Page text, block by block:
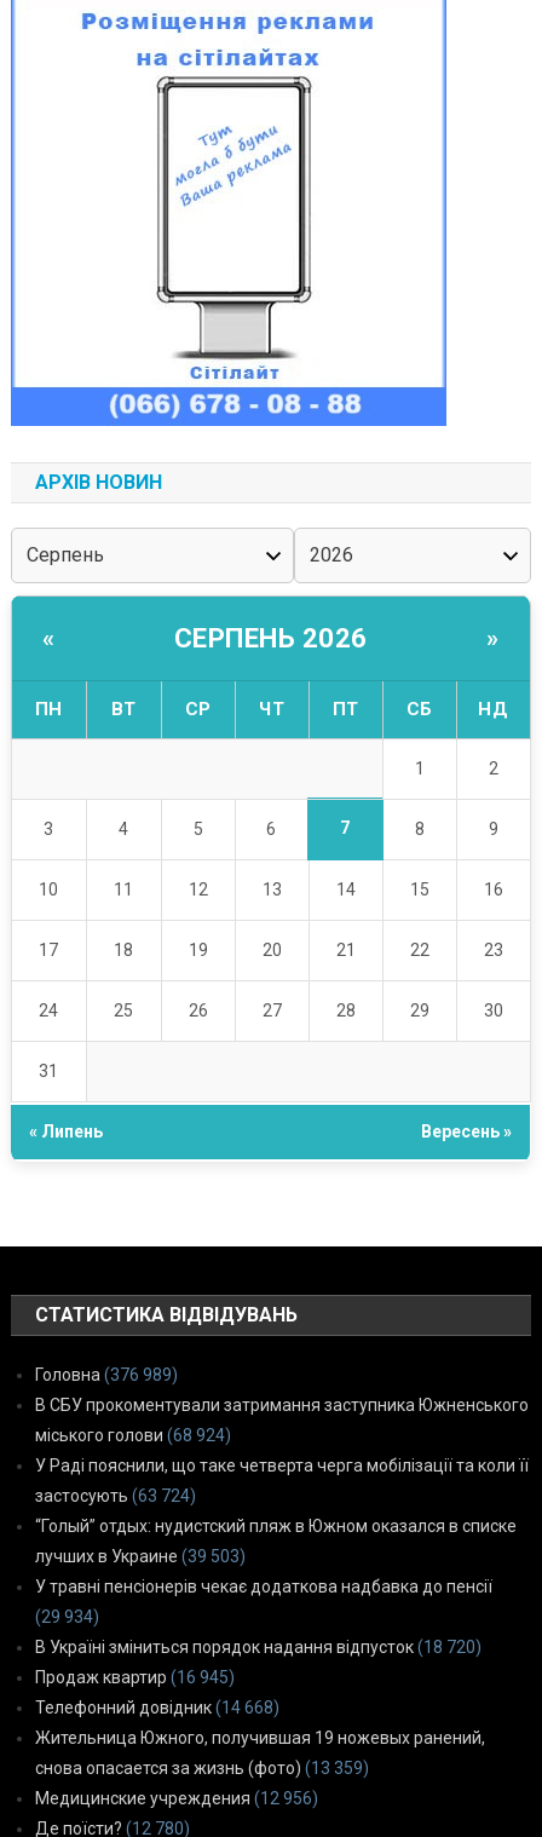
АРХІВ НОВИН
« СЕРПЕНЬ 2026 »
ПН ВТ СР ЧТ ПТ СБ НД
1 2
3 4 5 6 7 8 9
10 11 12 13 14 15 16
17 18 19 20 21 22 23
24 25 26 27 28 29 30
31
« Липень Вересень »
СТАТИСТИКА ВІДВІДУВАНЬ
Головна (376 989)
В СБУ прокоментували затримання заступника Южненського
міського голови (68 924)
У Раді пояснили, що таке четверта черга мобілізації та коли її
застосують (63 724)
“Голый” отдых: нудистский пляж в Южном оказался в списке
лучших в Украине (39 503)
У травні пенсіонерів чекає додаткова надбавка до пенсії
(29 934)
В Україні зміниться порядок надання відпусток(18 720)
Продаж квартир (16 945)
Телефонний довідник(14 668)
Жительница Южного, получившая 19 ножевых ранений,
снова опасается за жизнь (фото) (13 359)
Медицинские учреждения (12 956)
Де поїсти? (12 780)